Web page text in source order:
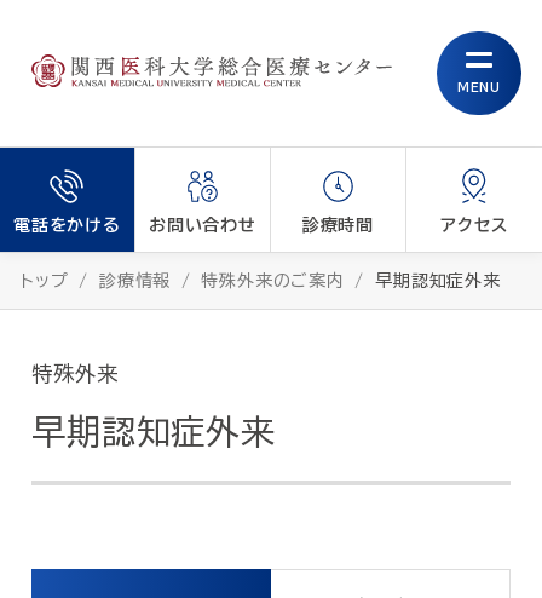
MENU
電話をかける お問い合わせ 診療時間 アクセス
トップ 診療情報 特殊外来のご案内 早期認知症外来
特殊外来
早期認知症外来